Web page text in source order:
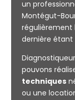
un
Montégut-
régulièrement
dernière
pouvons
techniques
ou une